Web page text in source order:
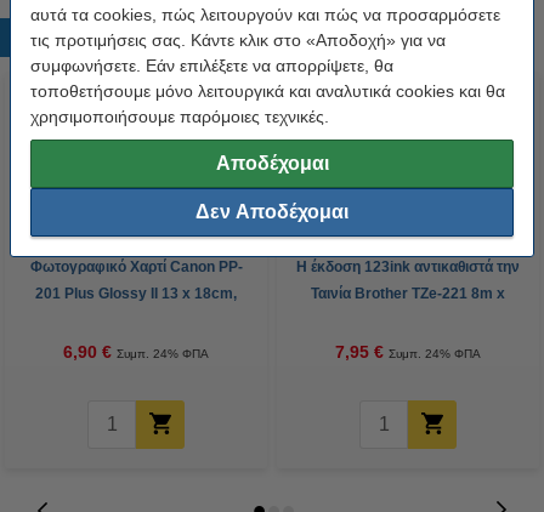
αυτά τα cookies, πώς λειτουργούν και πώς να προσαρμόσετε
τις προτιμήσεις σας. Κάντε κλικ στο «Αποδοχή» για να
συμφωνήσετε. Εάν επιλέξετε να απορρίψετε, θα
τοποθετήσουμε μόνο λειτουργικά και αναλυτικά cookies και θα
χρησιμοποιήσουμε παρόμοιες τεχνικές.
Αποδέχομαι
Δεν Αποδέχομαι
Δημοφιλή προϊόντα
Φωτογραφικό Χαρτί Canon PP-
201 Plus Glossy II 13 x 18cm,
6,90 € Συμπ. 24% ΦΠΑ
Η έκδοση 123ink αντικαθιστά την
Ταινία Brother TZe-221 8m x
7,95 € Συμπ. 24% ΦΠΑ